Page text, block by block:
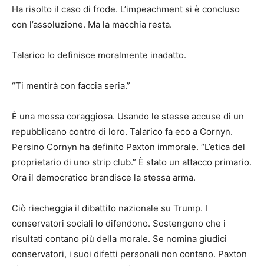
Ha risolto il caso di frode. L’impeachment si è concluso
con l’assoluzione. Ma la macchia resta.
Talarico lo definisce moralmente inadatto.
“Ti mentirà con faccia seria.”
È una mossa coraggiosa. Usando le stesse accuse di un
repubblicano contro di loro. Talarico fa eco a Cornyn.
Persino Cornyn ha definito Paxton immorale. “L’etica del
proprietario di uno strip club.” È stato un attacco primario.
Ora il democratico brandisce la stessa arma.
Ciò riecheggia il dibattito nazionale su Trump. I
conservatori sociali lo difendono. Sostengono che i
risultati contano più della morale. Se nomina giudici
conservatori, i suoi difetti personali non contano. Paxton